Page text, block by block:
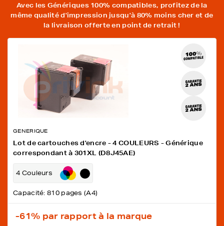
Avec les Génériques 100% compatibles, profitez de la
même qualité d'impression jusqu'à 80% moins cher et de
la livraison offerte en point de retrait !
GENERIQUE
Lot de cartouches d'encre - 4 COULEURS - Générique
correspondant à 301XL (D8J45AE)
4 Couleurs
Capacité: 810 pages (A4)
-61% par rapport à la marque